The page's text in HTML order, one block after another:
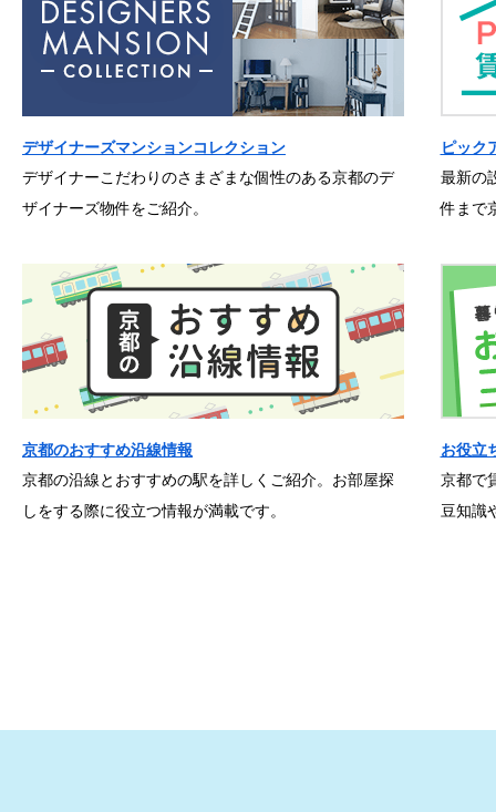
デザイナーズマンションコレクション
デザイナーこだわりのさまざまな個性のある京都のデ
ザイナーズ物件をご紹介。
ピック
最新の
件まで
京都のおすすめ沿線情報
京都の沿線とおすすめの駅を詳しくご紹介。お部屋探
しをする際に役立つ情報が満載です。
お役立
京都で
豆知識